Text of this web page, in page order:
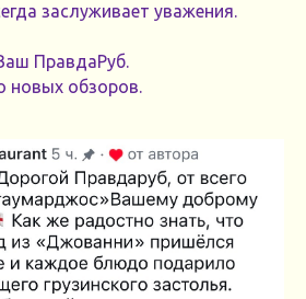
заслуживает уважения.
ПравдаРуб.
новых обзоров.